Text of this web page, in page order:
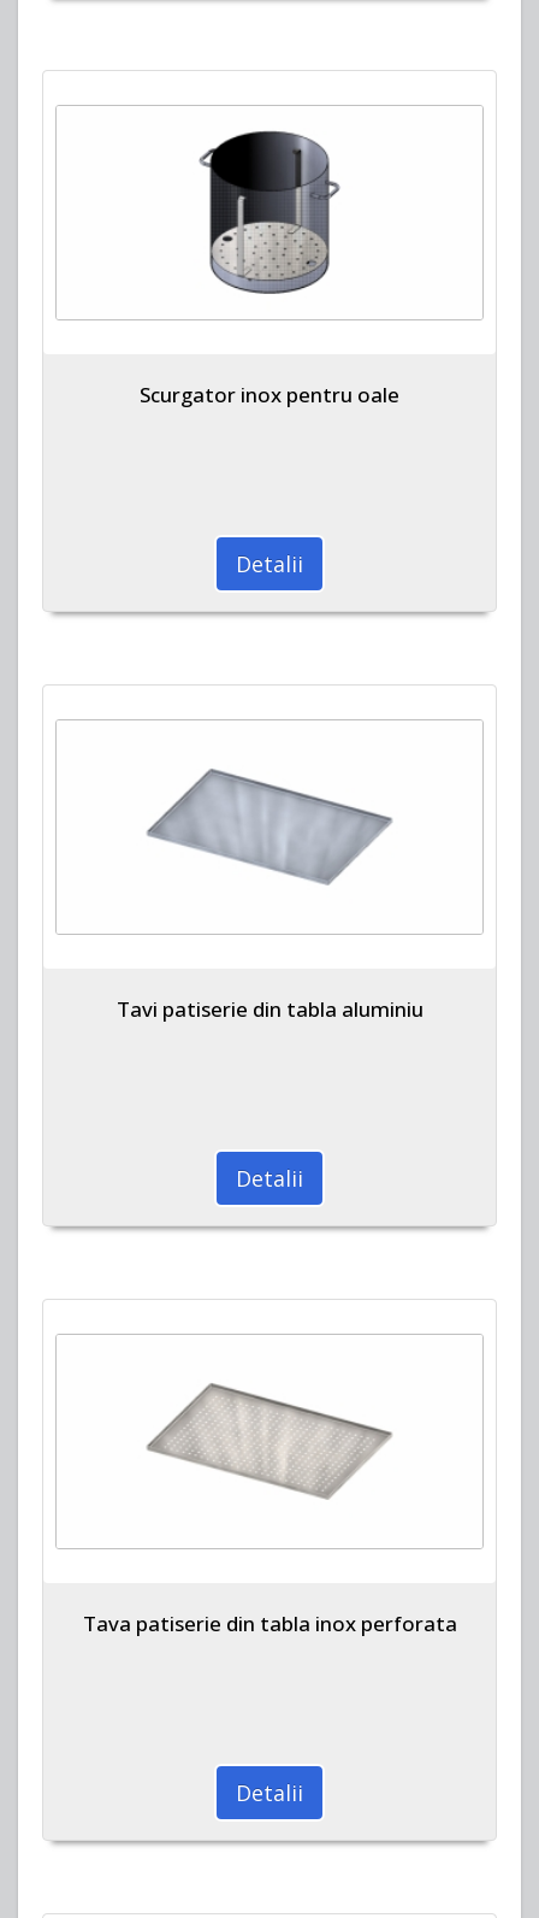
Scurgator inox pentru oale
Detalii
Tavi patiserie din tabla aluminiu
Detalii
Tava patiserie din tabla inox perforata
Detalii